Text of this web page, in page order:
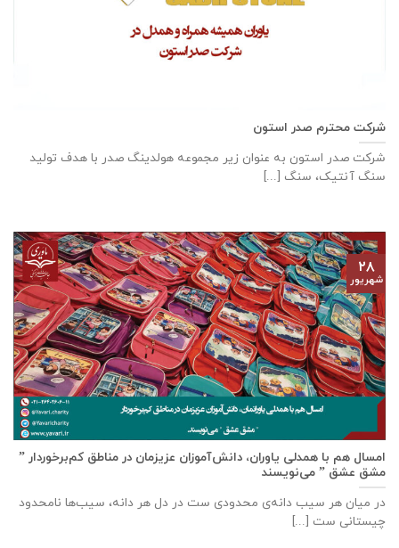
شرکت محترم صدر استون
شرکت صدر استون به عنوان زیر مجموعه هولدینگ صدر با هدف تولید
سنگ آنتیک، سنگ [...]
امسال هم با همدلی یاوران، دانش‌آموزان عزیزمان در مناطق کم‌برخوردار ”
مشق عشق ” می‌نویسند
در میان هر سیب دانه‌ی محدودی ست در دل هر دانه، سیب‌ها نامحدود
چیستانی ست [...]
۲۸
شهریور